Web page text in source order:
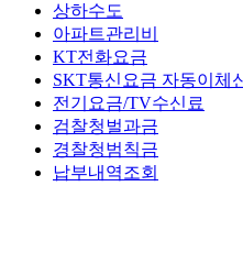
상하수도
아파트관리비
KT전화요금
SKT통신요금 자동이체
전기요금/TV수신료
검찰청벌과금
경찰청범칙금
납부내역조회